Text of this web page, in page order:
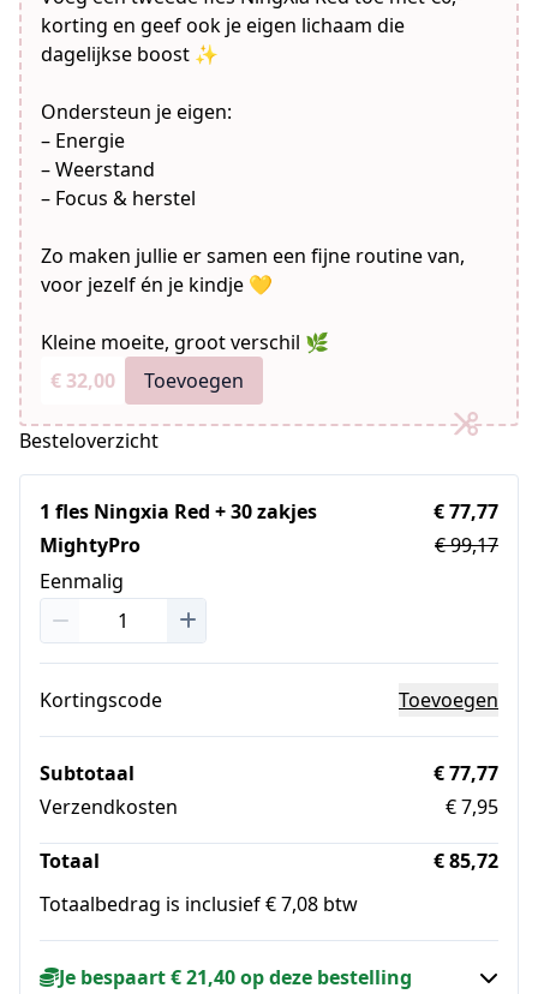
korting en geef ook je eigen lichaam die
dagelijkse boost ✨
Ondersteun je eigen:
– Energie
– Weerstand
– Focus & herstel
Zo maken jullie er samen een fijne routine van,
voor jezelf én je kindje 💛
Kleine moeite, groot verschil 🌿
€ 32,00
Toevoegen
Besteloverzicht
1 fles Ningxia Red + 30 zakjes
MightyPro
Eenmalig
€ 77,77
€ 99,17
Kortingscode Toevoegen
Subtotaal
€ 77,77
Verzendkosten
€ 7,95
Totaal
€ 85,72
Totaalbedrag is inclusief € 7,08 btw
Je bespaart € 21,40 op deze bestelling